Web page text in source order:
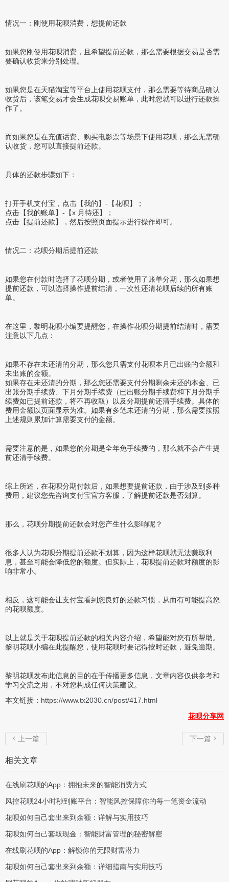
情况一：刚使用花呗消费，想提前还款
如果您刚使用花呗消费，且希望提前还款，那么需要根据交易是否需
要确认收货来分别处理。
如果您是在天猫淘宝等平台上使用花呗支付，那么需要等待商品确认
收货后，该笔交易才会生成花呗交易账单，此时您就可以进行还款操
作了。
而如果您是在充值话费、购买电影票等场景下使用花呗，那么无需确
认收货，您可以直接提前还款。
具体的还款步骤如下：
打开手机支付宝，点击【我的】-【花呗】；
点击【我的账单】-【x 月待还】；
点击【提前还款】，然后按照页面提示进行操作即可。
情况二：花呗分期后提前还款
如果您在付款时选择了花呗分期，或者使用了账单分期，那么如果想
提前还款，可以选择操作提前结清，一次性还清花呗后续的所有账
单。
在这里，黎明花呗小编要提醒您，在操作花呗分期提前结清时，需要
注意以下几点：
如果不存在未还清的分期，那么您只需支付花呗本月已出账的金额和
未出账的金额。
如果存在未还清的分期，那么您还需要支付分期剩余未还的本金、已
出账分期手续费、下月分期手续费（已出账分期手续费和下月分期手
续费如已提前还款，将不再收取）以及分期提前还清手续费。具体的
费用金额以页面显示为准。如果有多笔未还清的分期，那么需要按照
上述规则累加计算需要支付的金额。
需要注意的是，如果您的分期是全年免手续费的，那么就不会产生提
前还清手续费。
综上所述，在花呗分期付款后，如果想要提前还款，由于涉及到多种
费用，建议您先咨询支付宝官方客服，了解提前还款是否划算。
那么，花呗分期提前还款会对您产生什么影响呢？
很多人认为花呗分期提前还款不划算，因为这样花呗就无法赚取利
息，甚至可能会降低您的额度。但实际上，花呗提前还款对额度的影
响非常小。
相反，这可能会让支付宝看到您良好的还款习惯，从而有可能提高您
的花呗额度。
以上就是关于花呗提前还款的相关内容介绍，希望能对您有所帮助。
黎明花呗小编在此提醒您，使用花呗时要记得按时还款，避免逾期。
黎明花呗发布此信息的目的在于传播更多信息，文章内容仅供参考和
学习交流之用，不对您构成任何决策建议。
本文链接： https://www.tx2030.cn/post/417.html
花呗分享网
 上一篇 下一篇 
相关文章
在线刷花呗的App：拥抱未来的智能消费方式
风控花呗24小时秒到账平台：智能风控保障你的每一笔资金流动
花呗如何自己套出来到余额：详解与实用技巧
花呗如何自己套取现金：智能财富管理的秘密解密
在线刷花呗的App：解锁你的无限财富潜力
花呗如何自己套出来到余额：详细指南与实用技巧